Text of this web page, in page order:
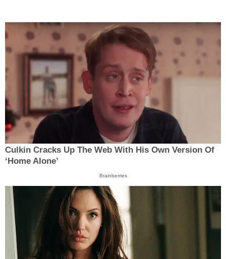
Culkin Cracks Up The Web With His Own Version Of
‘Home Alone’
Brainberries